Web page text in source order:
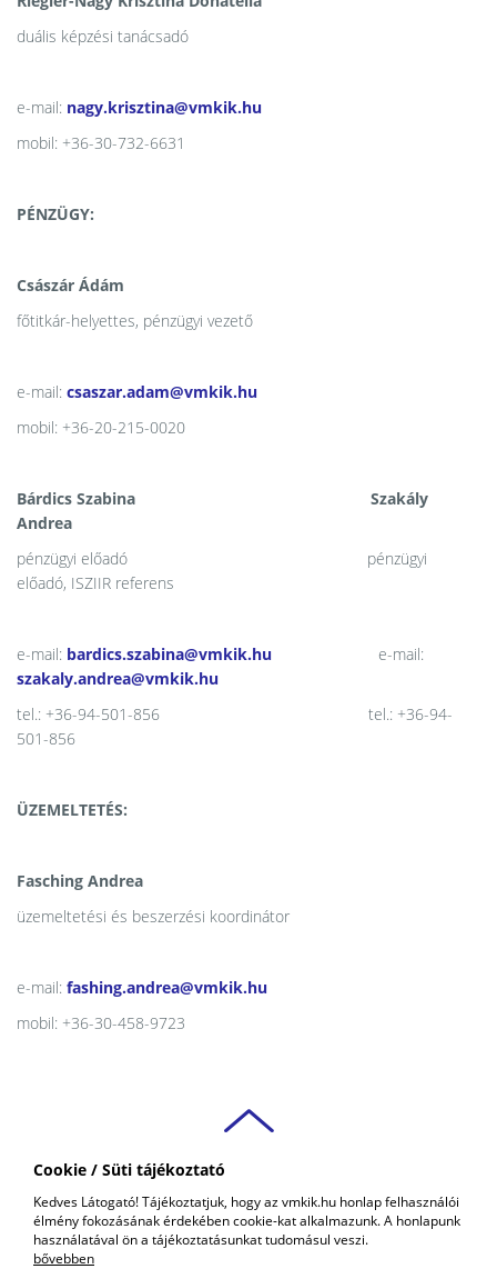
Cookie / Süti tájékoztató
Kedves Látogató! Tájékoztatjuk, hogy az vmkik.hu honlap felhasználói
élmény fokozásának érdekében cookie-kat alkalmazunk. A honlapunk
használatával ön a tájékoztatásunkat tudomásul veszi.
bővebben
duális képzési tanácsadó
e-mail: nagy.krisztina@vmkik.hu
mobil: +36-30-732-6631
PÉNZÜGY:
Császár Ádám
főtitkár-helyettes, pénzügyi vezető
e-mail: csaszar.adam@vmkik.hu
mobil: +36-20-215-0020
Bárdics Szabina Szakály
Andrea
pénzügyi előadó pénzügyi
előadó, ISZIIR referens
e-mail: bardics.szabina@vmkik.hu e-mail:
szakaly.andrea@vmkik.hu
tel.: +36-94-501-856 tel.: +36-94-
501-856
ÜZEMELTETÉS:
Fasching Andrea
üzemeltetési és beszerzési koordinátor
e-mail: fashing.andrea@vmkik.hu
mobil: +36-30-458-9723
VAS VÁRMEGYEI
KERESKEDELMI ÉS IPARKAMARA
COPYRIGHT © 2018 - 2026 VMKIK. |
ALL RIGHTS RESERVED! DESIGNED &
POWERED BY
POSITIVE ADAMSKY